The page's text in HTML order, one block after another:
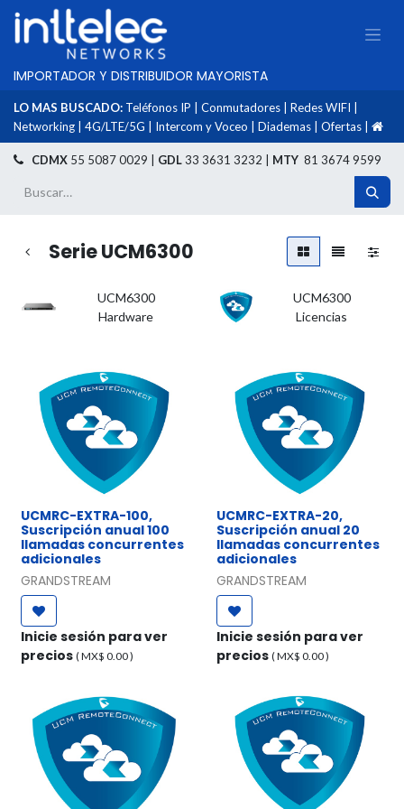
IMPORTADOR Y DISTRIBUIDOR MAYORISTA
LO MAS BUSCADO: Teléfonos IP Conmutadores Redes WIFI
Networking
4G/LTE/5G Intercom y Voceo Diademas Ofertas
CDMX 55 5087 0029 | GDL33 3631 3232 | MTY 81 3674 9599
Serie UCM6300
UCM6300
Hardware
UCM6300
Licencias
UCMRC-EXTRA-100,
Suscripción anual 100
llamadas concurrentes
adicionales
GRANDSTREAM
Inicie sesión para ver
precios ( MX$ 0.00)
UCMRC-EXTRA-20,
Suscripción anual 20
llamadas concurrentes
adicionales
GRANDSTREAM
Inicie sesión para ver
precios ( MX$ 0.00)